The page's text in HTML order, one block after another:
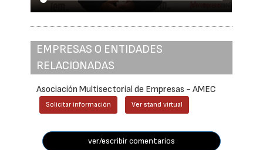
EMPRESAS O ENTIDADES
RELACIONADAS
Asociación Multisectorial de Empresas - AMEC
Solicitar información Ver stand virtual
ver/escribir comentarios